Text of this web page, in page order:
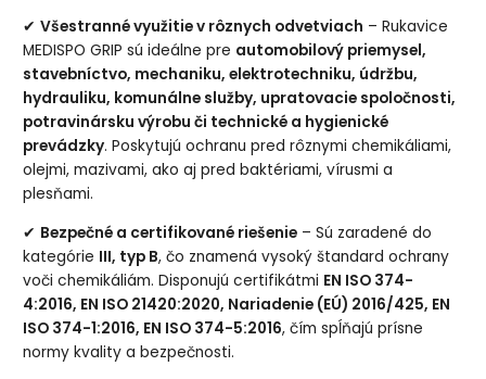
✔Všestranné využitie v rôznych odvetviach – Rukavice
MEDISPO GRIP sú ideálne pre automobilový priemysel,
stavebníctvo, mechaniku, elektrotechniku, údržbu,
hydrauliku, komunálne služby, upratovacie spoločnosti,
potravinársku výrobu či technické a hygienické
prevádzky. Poskytujú ochranu pred rôznymi chemikáliami,
olejmi, mazivami, ako aj pred baktériami, vírusmi a
plesňami.
✔ Bezpečné a certifikované riešenie – Sú zaradené do
kategórie III, typ B, čo znamená vysoký štandard ochrany
voči chemikáliám. Disponujú certifikátmi EN ISO 374-
4:2016, EN ISO 21420:2020, Nariadenie (EÚ) 2016/425, EN
ISO 374-1:2016, EN ISO 374-5:2016, čím spĺňajú prísne
normy kvality a bezpečnosti.